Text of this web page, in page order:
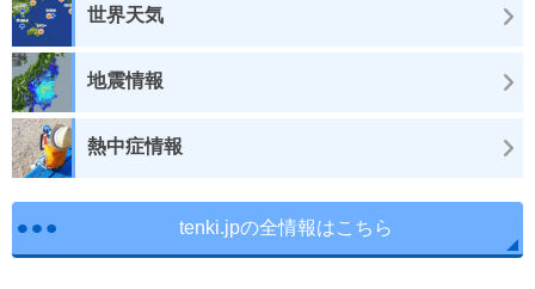
世界天気
地震情報
熱中症情報
tenki.jpの全情報はこちら